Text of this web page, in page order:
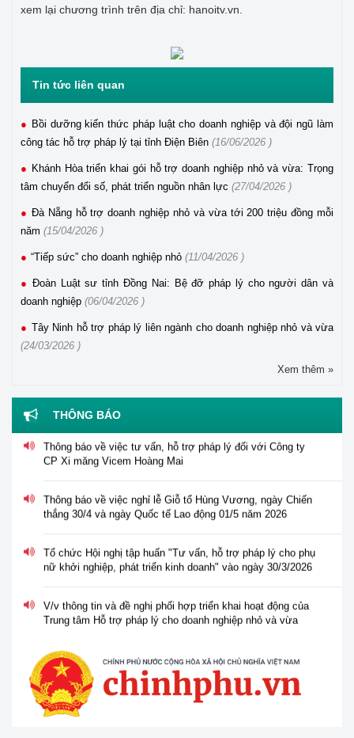
xem lại chương trình trên địa chỉ: hanoitv.vn.
Tin tức liên quan
Bồi dưỡng kiến thức pháp luật cho doanh nghiệp và đội ngũ làm
công tác hỗ trợ pháp lý tại tỉnh Điện Biên (16/06/2026 )
Khánh Hòa triển khai gói hỗ trợ doanh nghiệp nhỏ và vừa: Trọng
tâm chuyển đổi số, phát triển nguồn nhân lực (27/04/2026 )
Đà Nẵng hỗ trợ doanh nghiệp nhỏ và vừa tới 200 triệu đồng mỗi
năm (15/04/2026 )
“Tiếp sức” cho doanh nghiệp nhỏ (11/04/2026 )
Đoàn Luật sư tỉnh Đồng Nai: Bệ đỡ pháp lý cho người dân và
doanh nghiệp (06/04/2026 )
Tây Ninh hỗ trợ pháp lý liên ngành cho doanh nghiệp nhỏ và vừa
(24/03/2026 )
Xem thêm »
THÔNG BÁO
Thông báo về việc tư vấn, hỗ trợ pháp lý đối với Công ty
CP Xi măng Vicem Hoàng Mai
Thông báo về việc nghỉ lễ Giỗ tổ Hùng Vương, ngày Chiến
thắng 30/4 và ngày Quốc tế Lao động 01/5 năm 2026
Tổ chức Hội nghị tập huấn "Tư vấn, hỗ trợ pháp lý cho phụ
nữ khởi nghiệp, phát triển kinh doanh" vào ngày 30/3/2026
V/v thông tin và đề nghị phối hợp triển khai hoạt động của
Trung tâm Hỗ trợ pháp lý cho doanh nghiệp nhỏ và vừa